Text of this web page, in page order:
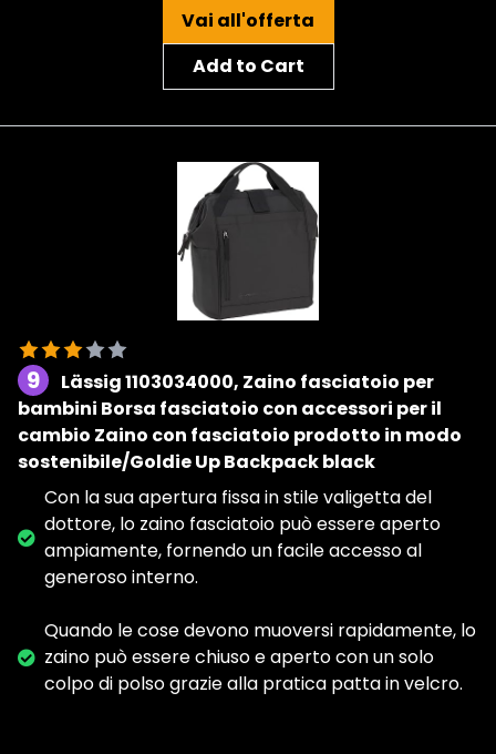
Vai all'offerta
Add to Cart
9
Lässig 1103034000, Zaino fasciatoio per
bambini Borsa fasciatoio con accessori per il
cambio Zaino con fasciatoio prodotto in modo
sostenibile/Goldie Up Backpack black
Con la sua apertura fissa in stile valigetta del
dottore, lo zaino fasciatoio può essere aperto
ampiamente, fornendo un facile accesso al
generoso interno.
Quando le cose devono muoversi rapidamente, lo
zaino può essere chiuso e aperto con un solo
colpo di polso grazie alla pratica patta in velcro.